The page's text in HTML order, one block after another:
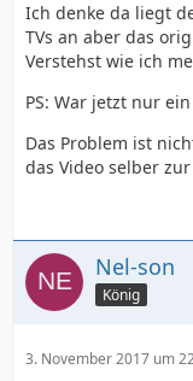
Ich denke da liegt
TVs an aber das
Verstehst wie ich
PS: War jetzt nur
Das Problem ist
das Video selber
Nel-son
König
3. November 2017 um